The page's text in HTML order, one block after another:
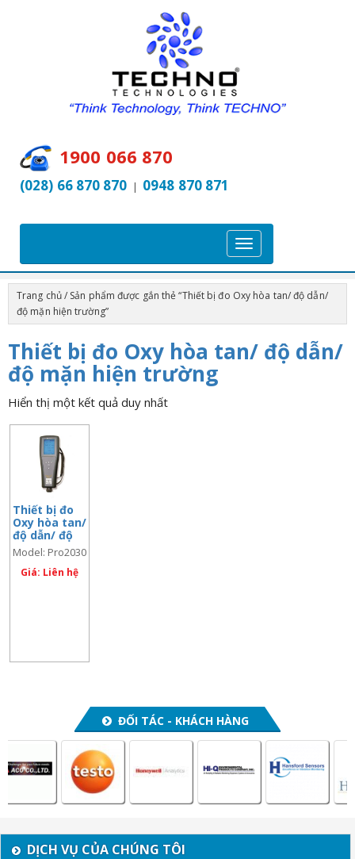
1900 066 870
(028) 66 870 870 | 0948 870 871
T
o
g
g
l
e
Trang chủ/ Sản phẩm được gắn thẻ “Thiết bị đo Oxy hòa tan/ độ dẫn/
độ mặn hiện trường”
Thiết bị đo Oxy hòa tan/ độ dẫn/
độ mặn hiện trường
Hiển thị một kết quả duy nhất
Thiết bị đo
Oxy hòa tan/
độ dẫn/ độ
mặn hiện
trường
Model: Pro2030
Giá: Liên hệ
ĐỐI TÁC - KHÁCH HÀNG
DỊCH VỤ CỦA CHÚNG TÔI